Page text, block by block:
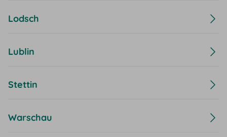
Lodsch
Lublin
Stettin
Warschau